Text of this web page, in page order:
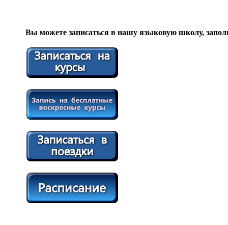
Вы можете записаться в нашу языковую школу,